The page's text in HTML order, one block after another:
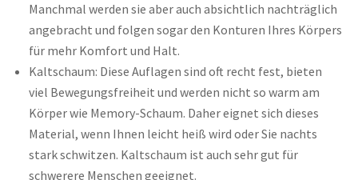
Manchmal werden sie aber auch absichtlich nachträglich
angebracht und folgen sogar den Konturen Ihres Körpers
für mehr Komfort und Halt.
Kaltschaum: Diese Auflagen sind oft recht fest, bieten
viel Bewegungsfreiheit und werden nicht so warm am
Körper wie Memory-Schaum. Daher eignet sich dieses
Material, wenn Ihnen leicht heiß wird oder Sie nachts
stark schwitzen. Kaltschaum ist auch sehr gut für
schwerere Menschen geeignet.